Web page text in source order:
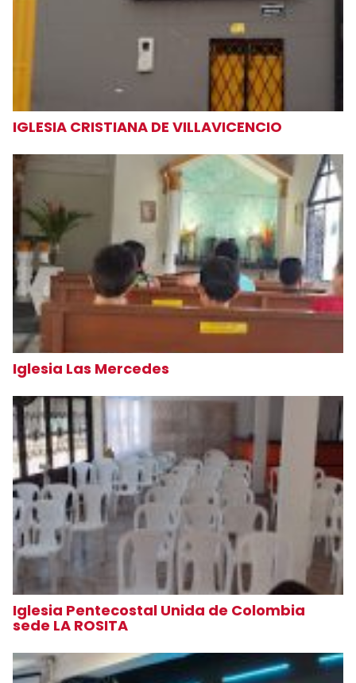
IGLESIA CRISTIANA DE VILLAVICENCIO
Iglesia Las Mercedes
Iglesia Pentecostal Unida de Colombia
sede LA ROSITA